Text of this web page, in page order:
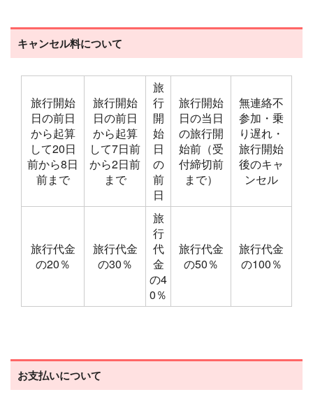
キャンセル料について
旅行開始
日の前日
から起算
して20日
前から8日
前まで
旅行開始
日の前日
から起算
して7日前
から2日前
まで
旅
行
開
始
日
の
前
日
旅行開始
日の当日
の旅行開
始前（受
付締切前
まで）
無連絡不
参加・乗
り遅れ・
旅行開始
後のキャ
ンセル
旅行代金
の20％
旅行代金
の30％
旅
行
代
金
の4
0％
旅行代金
の50％
旅行代金
の100％
お支払いについて